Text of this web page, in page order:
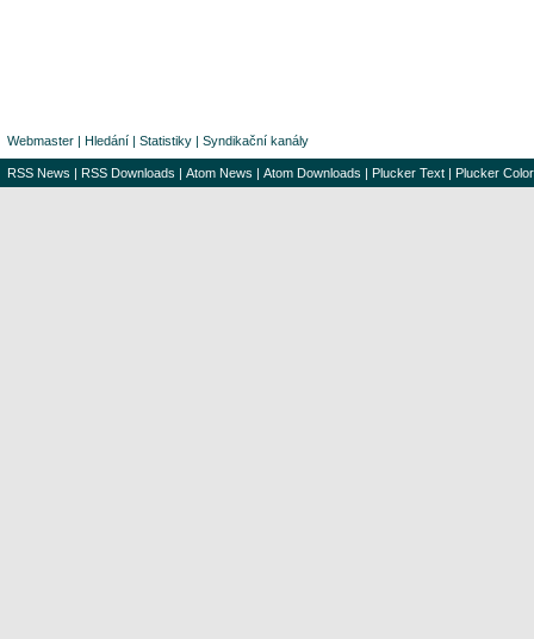
Webmaster | Hledání | Statistiky | Syndikační kanály
RSS News | RSS Downloads | Atom News | Atom Downloads | Plucker Text | Plucker Color